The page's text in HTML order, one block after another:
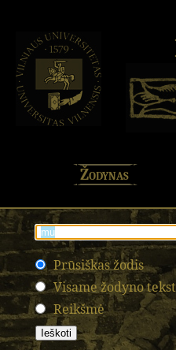
Žodynas
Prūsiškas žodis
Visame žodyno
Reikšmė